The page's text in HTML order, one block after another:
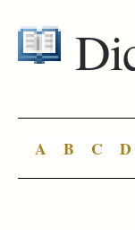
A B C D